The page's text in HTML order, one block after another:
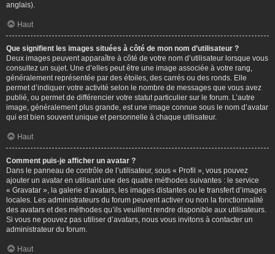
anglais).
Haut
Que signifient les images situées à côté de mon nom d’utilisateur ?
Deux images peuvent apparaître à côté de votre nom d’utilisateur lorsque vous
consultez un sujet. Une d’elles peut être une image associée à votre rang,
généralement représentée par des étoiles, des carrés ou des ronds. Elle
permet d’indiquer votre activité selon le nombre de messages que vous avez
publié, ou permet de différencier votre statut particulier sur le forum. L’autre
image, généralement plus grande, est une image connue sous le nom d’avatar
qui est bien souvent unique et personnelle à chaque utilisateur.
Haut
Comment puis-je afficher un avatar ?
Dans le panneau de contrôle de l’utilisateur, sous « Profil », vous pouvez
ajouter un avatar en utilisant une des quatre méthodes suivantes : le service
« Gravatar », la galerie d’avatars, les images distantes ou le transfert d’images
locales. Les administrateurs du forum peuvent activer ou non la fonctionnalité
des avatars et des méthodes qu’ils veuillent rendre disponible aux utilisateurs.
Si vous ne pouvez pas utiliser d’avatars, nous vous invitons à contacter un
administrateur du forum.
Haut